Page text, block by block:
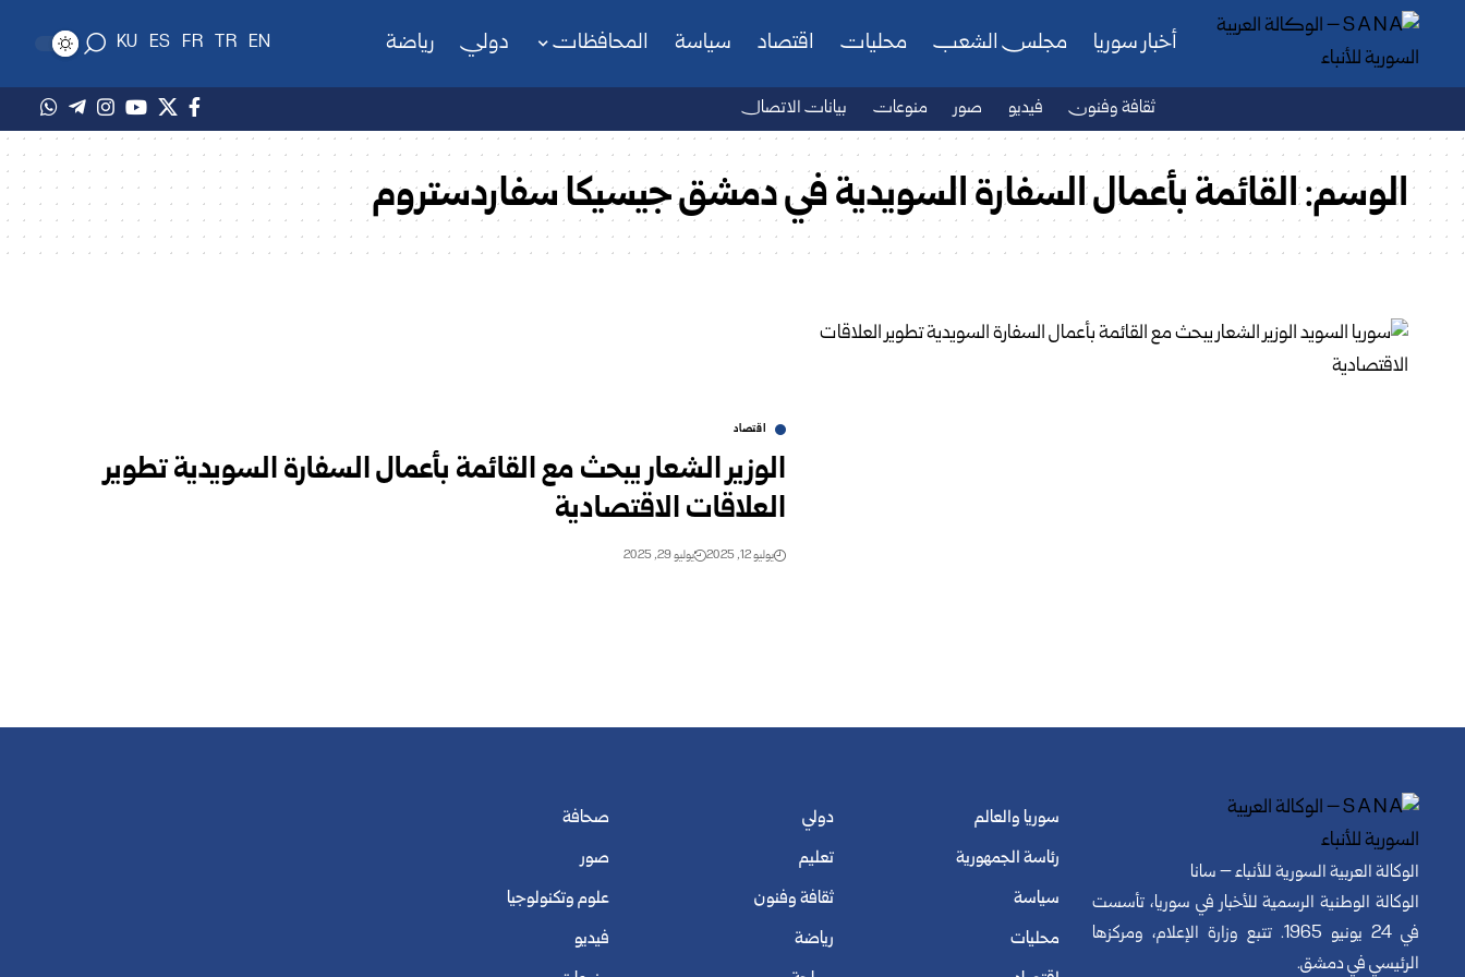
أخبار سوريا مجلس الشعب محليات اقتصاد سياسة المحافظات دولي رياضة EN
TR
FR
ES
KU
ثقافة وفنون فيديو صور منوعات بيانات الاتصال
الوسم:القائمة بأعمال السفارة السويدية في دمشق جيسيكا سفاردستروم
اقتصاد
الوزير الشعار يبحث مع القائمة بأعمال السفارة السويدية تطوير
العلاقات الاقتصادية
يوليو 12, 2025 يوليو 29, 2025
الوكالة العربية السورية للأنباء – سانا
الوكالة الوطنية الرسمية للأخبار في سوريا، تأسست
في 24 يونيو 1965. تتبع وزارة الإعلام، ومركزها
الرئيسي في دمشق.
سوريا والعالم
رئاسة الجمهورية
سياسة
محليات
دولي
تعليم
ثقافة وفنون
رياضة
صحافة
صور
علوم وتكنولوجيا
فيديو